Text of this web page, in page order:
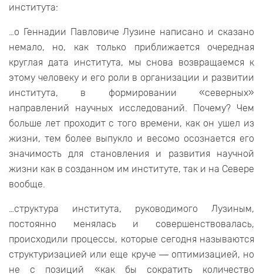
института:
…о Геннадии Павловиче Лузине написано и сказано
немало, но, как только приближается очередная
круглая дата института, мы снова возвращаемся к
этому человеку и его роли в организации и развитии
института, в формировании «северных»
направлений научных исследований. Почему? Чем
больше лет проходит с того времени, как он ушел из
жизни, тем более выпукло и весомо осознается его
значимость для становления и развития научной
жизни как в созданном им институте, так и на Севере
вообще.
…структура института, руководимого Лузиным,
постоянно менялась и совершенствовалась,
происходили процессы, которые сегодня называются
структуризацией или еще круче ― оптимизацией, но
не с позиций «как бы сократить количество